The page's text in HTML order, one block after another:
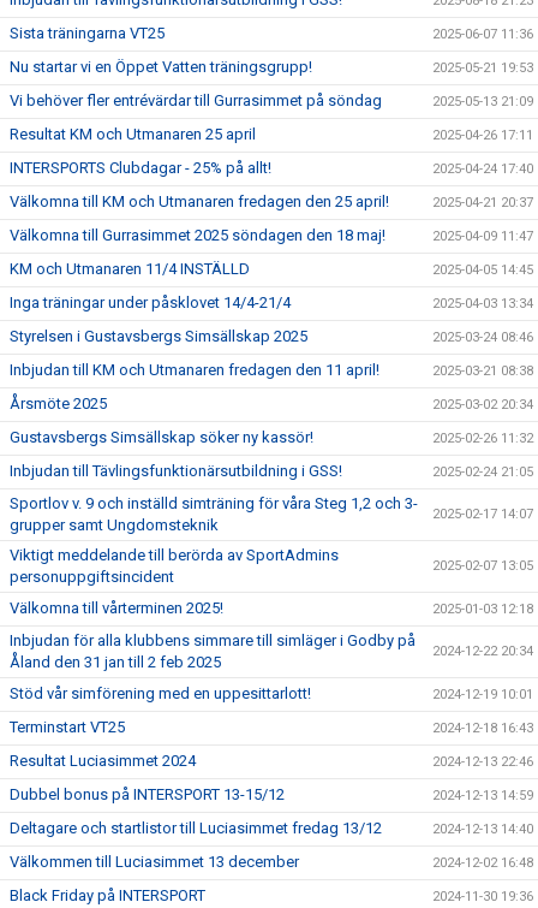
Sista träningarna VT25 2025-06-07 11:36
Nu startar vi en Öppet Vatten träningsgrupp! 2025-05-21 19:53
Vi behöver fler entrévärdar till Gurrasimmet på söndag 2025-05-13 21:09
Resultat KM och Utmanaren 25 april 2025-04-26 17:11
INTERSPORTS Clubdagar - 25% på allt! 2025-04-24 17:40
Välkomna till KM och Utmanaren fredagen den 25 april! 2025-04-21 20:37
Välkomna till Gurrasimmet 2025 söndagen den 18 maj! 2025-04-09 11:47
KM och Utmanaren 11/4 INSTÄLLD 2025-04-05 14:45
Inga träningar under påsklovet 14/4-21/4 2025-04-03 13:34
Styrelsen i Gustavsbergs Simsällskap 2025 2025-03-24 08:46
Inbjudan till KM och Utmanaren fredagen den 11 april! 2025-03-21 08:38
Årsmöte 2025 2025-03-02 20:34
Gustavsbergs Simsällskap söker ny kassör! 2025-02-26 11:32
Inbjudan till Tävlingsfunktionärsutbildning i GSS! 2025-02-24 21:05
Sportlov v. 9 och inställd simträning för våra Steg 1,2 och 3-
grupper samt Ungdomsteknik
2025-02-17 14:07
Viktigt meddelande till berörda av SportAdmins
personuppgiftsincident
2025-02-07 13:05
Välkomna till vårterminen 2025! 2025-01-03 12:18
Inbjudan för alla klubbens simmare till simläger i Godby på
Åland den 31 jan till 2 feb 2025
2024-12-22 20:34
Stöd vår simförening med en uppesittarlott! 2024-12-19 10:01
Terminstart VT25 2024-12-18 16:43
Resultat Luciasimmet 2024 2024-12-13 22:46
Dubbel bonus på INTERSPORT 13-15/12 2024-12-13 14:59
Deltagare och startlistor till Luciasimmet fredag 13/12 2024-12-13 14:40
Välkommen till Luciasimmet 13 december 2024-12-02 16:48
Black Friday på INTERSPORT 2024-11-30 19:36